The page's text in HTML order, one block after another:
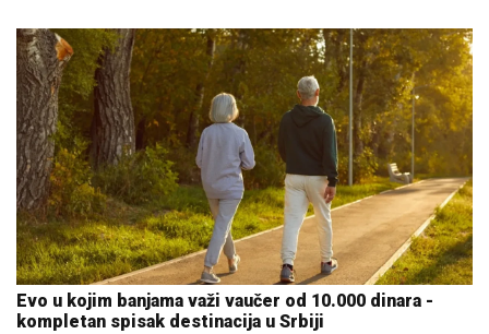
Evo u kojim banjama važi vaučer od 10.000 dinara -
kompletan spisak destinacija u Srbiji